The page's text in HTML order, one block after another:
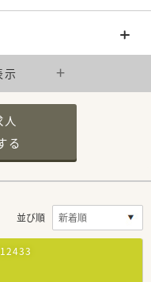
示
人
る
並び順